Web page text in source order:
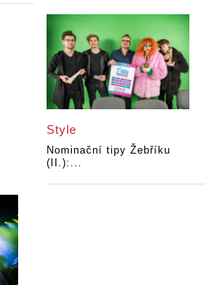
Style
Nominační tipy Žebříku
(II.):...